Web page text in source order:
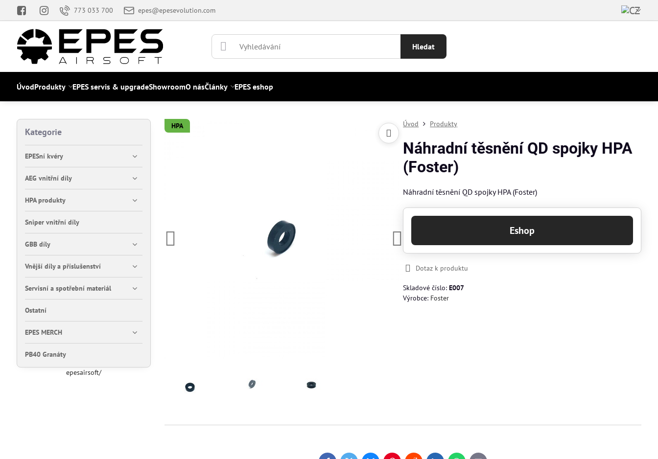
773 033 700 epes@epesevolution.com
Hledat
ÚvodProdukty EPES servis & upgradeShowroomO násČlánky EPES eshop
HPA Úvod Produkty
Náhradní těsnění QD spojky HPA
(Foster)
Náhradní těsnění QD spojky HPA (Foster)
Eshop
Dotaz k produktu
Skladové číslo:E007
Výrobce: Foster
Kategorie
EPESní kvéry
AEG vnitřní díly
HPA produkty
Sniper vnitřní díly
GBB díly
Vnější díly a příslušenství
Servisní a spotřební materiál
Ostatní
EPES MERCH
PB40 Granáty
epesairsoft/